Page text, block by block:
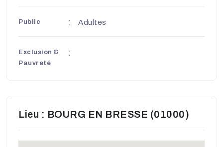
Public Adultes
Exclusion &
Pauvreté
Lieu : BOURG EN BRESSE (01000)